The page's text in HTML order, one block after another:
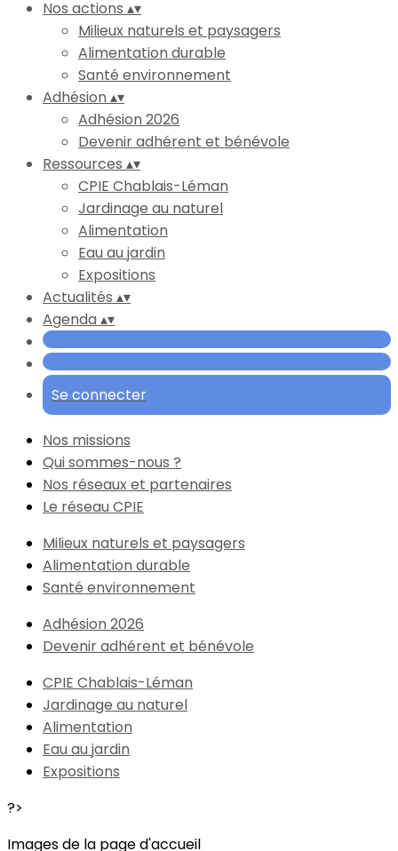
Nos actions ▴▾
Milieux naturels et paysagers
Alimentation durable
Santé environnement
Adhésion▴▾
Adhésion 2026
Devenir adhérent et bénévole
Ressources ▴▾
CPIE Chablais-Léman
Jardinage au naturel
Alimentation
Eau au jardin
Expositions
Actualités ▴▾
Agenda▴▾
Se connecter
Nos missions
Qui sommes-nous ?
Nos réseaux et partenaires
Le réseau CPIE
Milieux naturels et paysagers
Alimentation durable
Santé environnement
Adhésion 2026
Devenir adhérent et bénévole
CPIE Chablais-Léman
Jardinage au naturel
Alimentation
Eau au jardin
Expositions
?>
Images de la page d'accueil